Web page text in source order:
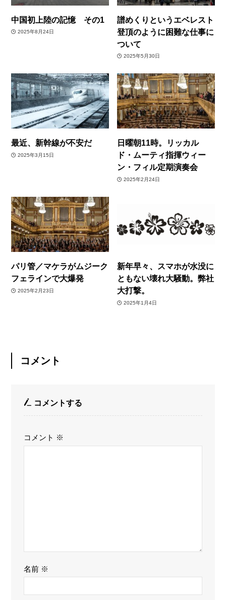
中国初上陸の記憶 その1
2025年8月24日
譜めくりというエベレスト
登頂のように困難な仕事に
ついて
2025年5月30日
最近、新幹線が不安だ
2025年3月15日
日曜朝11時。リッカル
ド・ムーティ指揮ウィー
ン・フィル定期演奏会
2025年2月24日
パリ管／マケラがムジーク
フェラインで大爆発
2025年2月23日
新年早々、スマホが水没に
ともない壊れ大騒動。弊社
大打撃。
2025年1月4日
コメント
コメントする
コメント ※
名前 ※